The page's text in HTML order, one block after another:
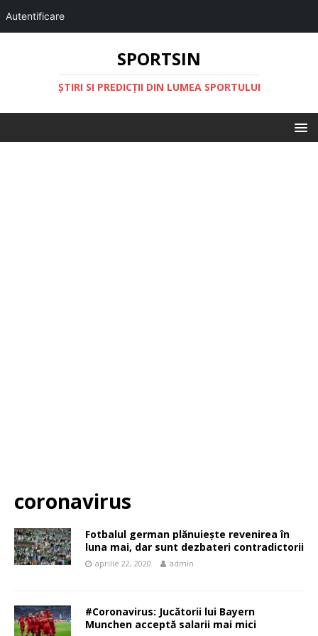
Autentificare
SPORTSIN
ŞTIRI SI PREDICŢII DIN LUMEA SPORTULUI
coronavirus
Fotbalul german plănuiește revenirea în
luna mai, dar sunt dezbateri contradictorii
aprilie 22, 2020 admin
#Coronavirus: Jucătorii lui Bayern
Munchen acceptă salarii mai mici